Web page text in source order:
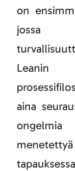
on
jossa
Leanin
aina